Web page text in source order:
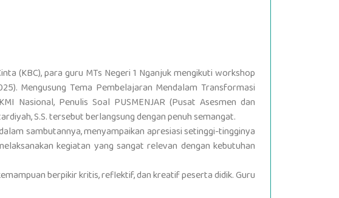
(KBC), para guru MTs Negeri 1 Nganjuk mengikuti workshop
Mengusung Tema Pembelajaran Mendalam Transformasi
Nasional, Penulis Soal PUSMENJAR (Pusat Asesmen dan
S.S. tersebut berlangsung dengan penuh semangat.
sambutannya, menyampaikan apresiasi setinggi-tingginya
kegiatan yang sangat relevan dengan kebutuhan
berpikir kritis, reflektif, dan kreatif peserta didik. Guru